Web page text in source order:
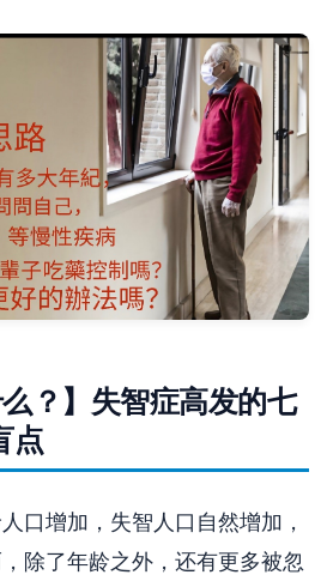
？】失智症高发的七
点
口增加，失智人口自然增加，
除了年龄之外，还有更多被忽